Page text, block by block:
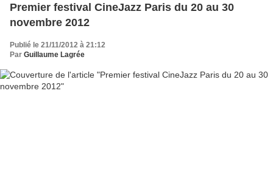
Premier festival CineJazz Paris du 20 au 30
novembre 2012
Publié le 21/11/2012 à 21:12
Par Guillaume Lagrée